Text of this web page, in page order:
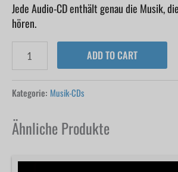
Jede Audio-CD enthält genau die Musik,
hören.
ADD TO CART
Kategorie: Musik-CDs
Ähnliche Produkte